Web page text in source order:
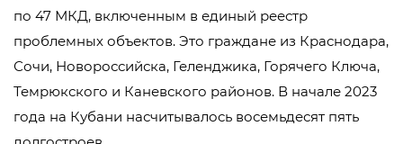
по 47 МКД, включенным в единый реестр
проблемных объектов. Это граждане из Краснодара,
Сочи, Новороссийска, Геленджика, Горячего Ключа,
Темрюкского и Каневского районов. В начале 2023
года на Кубани насчитывалось восемьдесят пять